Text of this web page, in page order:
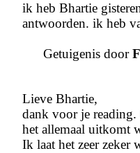
ik heb Bhartie
antwoorden. ik heb
Getuigenis door
Lieve Bhartie,
dank voor je
het allemaal uitkomt
Ik laat het zeer zeker